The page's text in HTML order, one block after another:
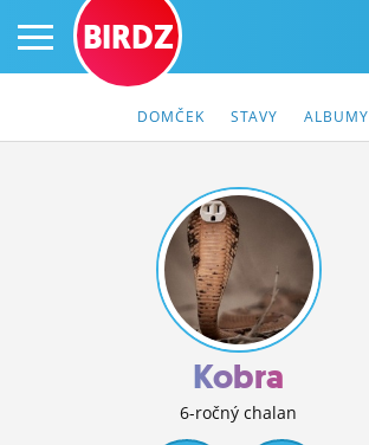
PRIHLÁS SA
ČINŽIAK
STATUSY
BIRDZ
DOMČEK STAVY ALBUMY
Kobra
6-ročný chalan